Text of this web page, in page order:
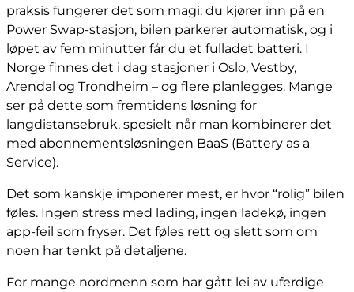
praksis fungerer det som magi: du kjører inn på en
Power Swap-stasjon, bilen parkerer automatisk, og i
løpet av fem minutter får du et fulladet batteri. I
Norge finnes det i dag stasjoner i Oslo, Vestby,
Arendal og Trondheim – og flere planlegges. Mange
ser på dette som fremtidens løsning for
langdistansebruk, spesielt når man kombinerer det
med abonnementsløsningen BaaS (Battery as a
Service).
Det som kanskje imponerer mest, er hvor “rolig” bilen
føles. Ingen stress med lading, ingen ladekø, ingen
app-feil som fryser. Det føles rett og slett som om
noen har tenkt på detaljene.
For mange nordmenn som har gått lei av uferdige